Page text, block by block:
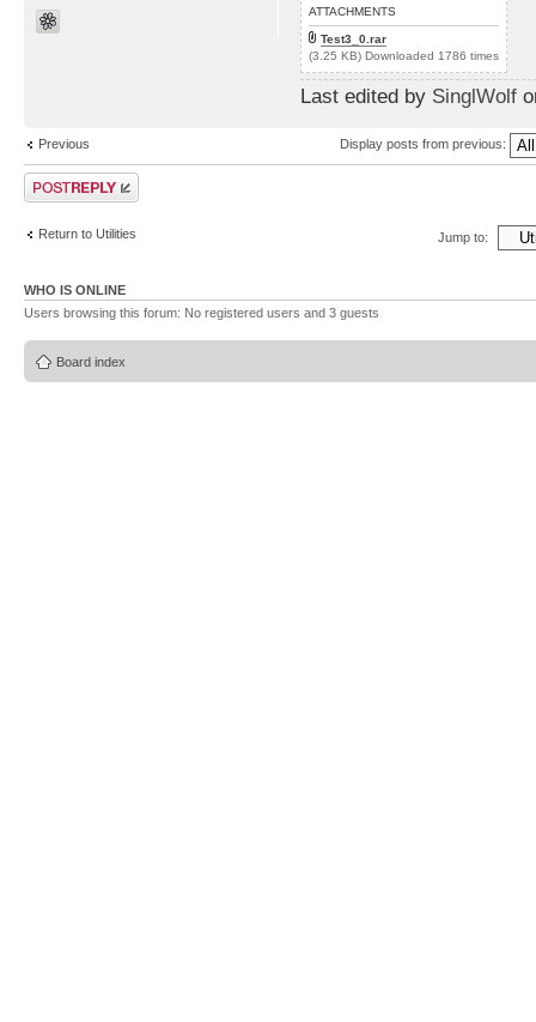
ATTACHMENTS
Test3_0.rar
(3.25 KB) Downloaded 1786 times
Last edited by SinglWolf
Previous Display posts from previous:
Post a reply
Return to Utilities Jump to:
WHO IS ONLINE
Users browsing this forum: No registered users and 3 guests
Board index